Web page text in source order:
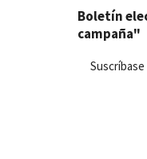
Boletín
campaña"
Suscríbase